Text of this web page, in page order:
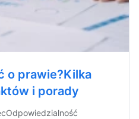
o prawie?Kilka
i porady